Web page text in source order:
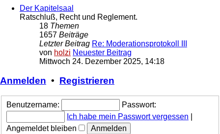
Der Kapitelsaal
Ratschluß, Recht und Reglement.
18 Themen
1657 Beiträge
Letzter Beitrag Re: Moderationsprotokoll III
von holzi Neuester Beitrag
Mittwoch 24. Dezember 2025, 14:18
Anmelden • Registrieren
Benutzername:
Passwort:
Ich habe mein Passwort vergessen
Angemeldet bleiben